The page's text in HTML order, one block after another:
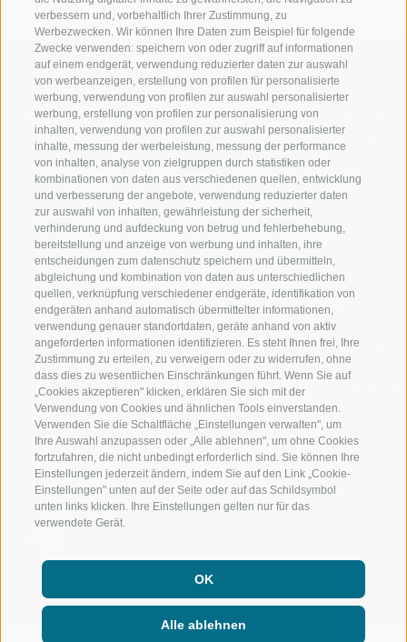
verbessern und, vorbehaltlich Ihrer Zustimmung, zu
Werbezwecken. Wir können Ihre Daten zum Beispiel für folgende
Zwecke verwenden: speichern von oder zugriff auf informationen
auf einem endgerät, verwendung reduzierter daten zur auswahl
von werbeanzeigen, erstellung von profilen für personalisierte
werbung, verwendung von profilen zur auswahl personalisierter
werbung, erstellung von profilen zur personalisierung von
inhalten, verwendung von profilen zur auswahl personalisierter
inhalte, messung der werbeleistung, messung der performance
von inhalten, analyse von zielgruppen durch statistiken oder
kombinationen von daten aus verschiedenen quellen, entwicklung
und verbesserung der angebote, verwendung reduzierter daten
zur auswahl von inhalten, gewährleistung der sicherheit,
verhinderung und aufdeckung von betrug und fehlerbehebung,
bereitstellung und anzeige von werbung und inhalten, ihre
entscheidungen zum datenschutz speichern und übermitteln,
abgleichung und kombination von daten aus unterschiedlichen
quellen, verknüpfung verschiedener endgeräte, identifikation von
endgeräten anhand automatisch übermittelter informationen,
verwendung genauer standortdaten, geräte anhand von aktiv
angeforderten informationen identifizieren. Es steht Ihnen frei, Ihre
Zustimmung zu erteilen, zu verweigern oder zu widerrufen, ohne
dass dies zu wesentlichen Einschränkungen führt. Wenn Sie auf
„Cookies akzeptieren" klicken, erklären Sie sich mit der
Verwendung von Cookies und ähnlichen Tools einverstanden.
Verwenden Sie die Schaltfläche „Einstellungen verwalten", um
Ihre Auswahl anzupassen oder „Alle ablehnen", um ohne Cookies
fortzufahren, die nicht unbedingt erforderlich sind. Sie können Ihre
Einstellungen jederzeit ändern, indem Sie auf den Link „Cookie-
Einstellungen" unten auf der Seite oder auf das Schildsymbol
unten links klicken. Ihre Einstellungen gelten nur für das
verwendete Gerät.
OK
Alle ablehnen
WILLKOMMEN IN DER
FERIENREGION RATSCHINGS
JAUFENTAL
RATSCHINGS
RIDNAUNTAL
BERGBAHNEN
SKISCHULE RATSCHINGS
LUISL'S SKISCHULE IN RATSCHINGS
SPORT UND
MENGE
SKIFAHREN
WANDERN
HOCHALPINE
BIKEN
LANGLAUFEN
FOLGE UNS AUF SOCIAL MEDIA